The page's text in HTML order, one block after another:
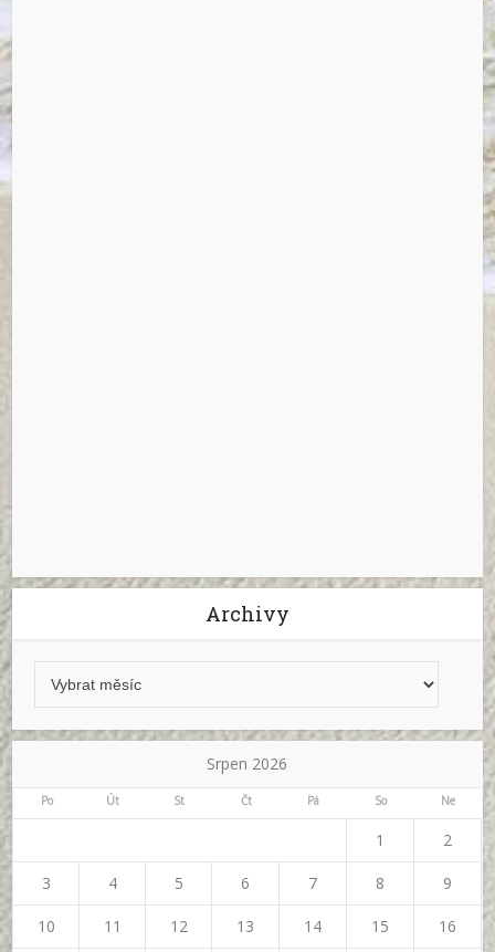
Archivy
Srpen 2026
Po Út St Čt Pá So Ne
1 2
3 4 5 6 7 8 9
10 11 12 13 14 15 16